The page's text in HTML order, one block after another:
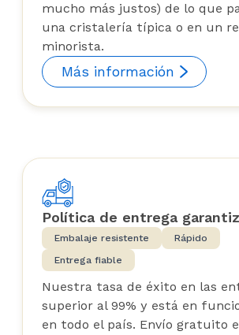
mucho más justos) de lo que
una cristalería típica o en un
minorista.
Más información
Política de entrega
Embalaje resistente
Rápido
Entrega fiable
Nuestra tasa de éxito en las
superior al 99% y está en
en todo el país. Envío gratuito